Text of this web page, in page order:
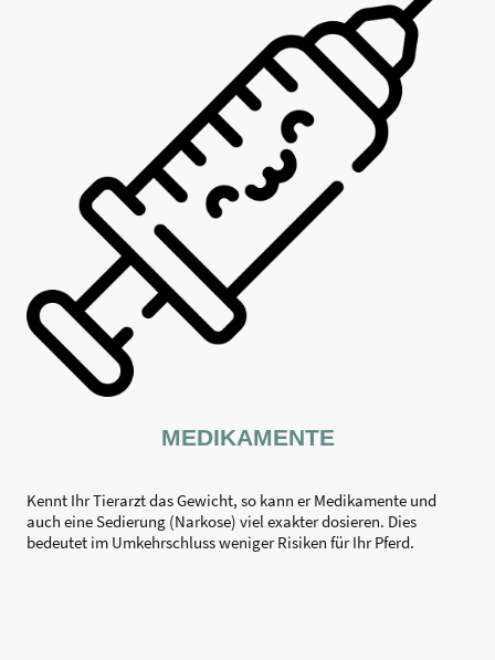
MEDIKAMENTE
Kennt Ihr Tierarzt das Gewicht, so kann er Medikamente und
auch eine Sedierung (Narkose) viel exakter dosieren. Dies
bedeutet im Umkehrschluss weniger Risiken für Ihr Pferd.